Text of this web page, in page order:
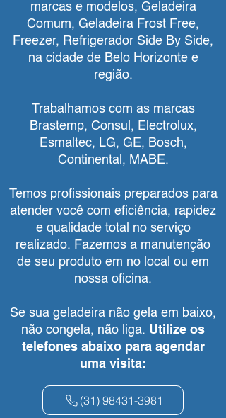
marcas e modelos, Geladeira
Comum, Geladeira Frost Free,
Freezer, Refrigerador Side By Side,
na cidade de Belo Horizonte e
região.
Trabalhamos com as marcas
Brastemp, Consul, Electrolux,
Esmaltec, LG, GE, Bosch,
Continental, MABE.
Temos profissionais preparados para
atender você com eficiência, rapidez
e qualidade total no serviço
realizado. Fazemos a manutenção
de seu produto em no local ou em
nossa oficina.
Se sua geladeira não gela em baixo,
não congela, não liga. Utilize os
telefones abaixo para agendar
uma visita:
(31) 98431-3981